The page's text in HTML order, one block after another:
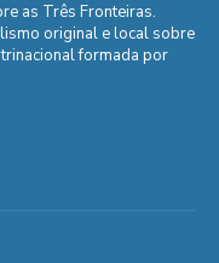
as Três Fronteiras.
original e local sobre
formada por